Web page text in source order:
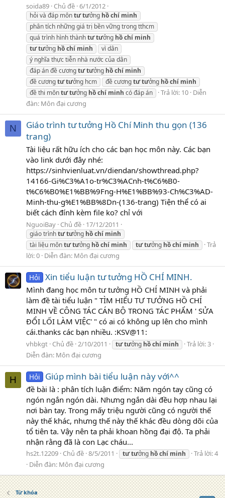
soida89 Chủ đề 6/1/2012
hỏi và đáp môntưtưởng hồchí minh
phân tích những giá trị bền vững trong tthcm
quá trình hình thànhtưtưởng hồchí minh
tưtưởng hồchí minh
vì dân
ý nghĩa thực tiễn nhà nước của dân
đáp án đề cươngtưtưởng hồchí minh
đề cươngtưtưởng hcm đề cươngtưtưởng hồchí minh
đề thi môntưtưởng hồchí minh có đáp án Trả lời: 10 Diễn
đàn: Môn đại cương
N
Giáo trình tư tưởng Hồ Chí Minh thu gọn (136
trang)
Tài liệu rất hữu ích cho các bạn học môn này. Các bạn
vào link dưới đây nhé:
https://sinhvienluat.vn/diendan/showthread.php?
14166-Gi%C3%A1o-tr%C3%ACnh-t%C6%B0-
t%C6%B0%E1%BB%9Fng-H%E1%BB%93-Ch%C3%AD-
Minh-thu-g%E1%BB%8Dn-(136-trang) Tiện thể có ai
biết cách đính kèm file ko? chỉ với
NguoiBay Chủ đề 17/12/2011
giáo trìnhtưtưởng hồchí minh
tài liệu môntưtưởng hồchí minh tưtưởng hồchí minh
Trả
lời: 0 Diễn đàn: Môn đại cương
Hỏi Xin tiểu luận tư tưởng HỒ CHÍ MINH.
Mình đang học môn tư tưởng HỒ CHÍ MINH và phải
làm đề tài tiểu luận " TÌM HIỂU TƯ TƯỞNG HỒ CHÍ
MINH VỀ CÔNG TÁC CÁN BỘ TRONG TÁC PHẨM ' SỬA
ĐỔI LỐI LÀM VIỆC' " có ai có không up lên cho mình
cái.thanks các bạn nhiều. :KSV@11:
vhbkgt Chủ đề 2/10/2011 tưtưởng hồchí minh
Trả lời: 3
Diễn đàn: Môn đại cương
H Hỏi Giúp mình bài tiểu luận này với^^
đề bài là : phân tích luận điểm: Năm ngón tay cũng có
ngón ngắn ngón dài. Nhưng ngắn dài đều hợp nhau lại
nơi bàn tay. Trong mấy triệu người cũng có người thế
này thế khác, nhưng thế này thế khác đều dòng dõi của
tổ tiên ta. Vậy nên ta phải khoan hồng đại độ. Ta phải
nhận rằng đã là con Lạc cháu...
hs2t.12209 Chủ đề 8/5/2011 tưtưởng hồchí minh
Trả lời: 4
Diễn đàn: Môn đại cương
Từ khóa